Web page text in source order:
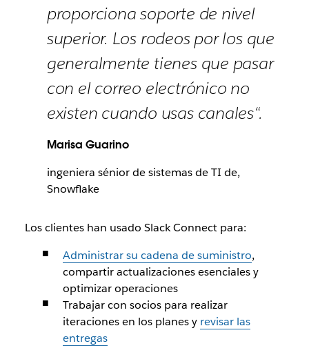
proporciona soporte de nivel
superior. Los rodeos por los que
generalmente tienes que pasar
con el correo electrónico no
existen cuando usas canales“.
Marisa Guarino
ingeniera sénior de sistemas de TI de,
Snowflake
Los clientes han usado Slack Connect para:
Administrar su cadena de suministro,
compartir actualizaciones esenciales y
optimizar operaciones
Trabajar con socios para realizar
iteraciones en los planes y revisar las
entregas